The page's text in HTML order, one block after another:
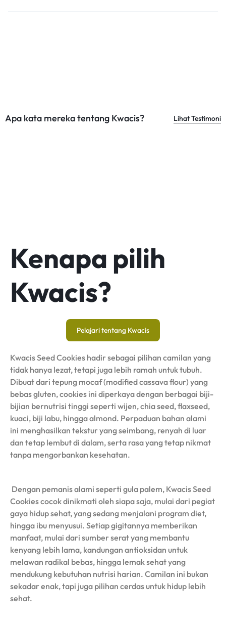
Apa kata mereka tentang Kwacis? Lihat Testimoni
Kenapa pilih
Kwacis?
Pelajari tentang Kwacis
Kwacis Seed Cookies hadir sebagai pilihan camilan yang
tidak hanya lezat, tetapi juga lebih ramah untuk tubuh.
Dibuat dari tepung mocaf (modified cassava flour) yang
bebas gluten, cookies ini diperkaya dengan berbagai biji-
bijian bernutrisi tinggi seperti wijen, chia seed, flaxseed,
kuaci, biji labu, hingga almond. Perpaduan bahan alami
ini menghasilkan tekstur yang seimbang, renyah di luar
dan tetap lembut di dalam, serta rasa yang tetap nikmat
tanpa mengorbankan kesehatan.
Dengan pemanis alami seperti gula palem, Kwacis Seed
Cookies cocok dinikmati oleh siapa saja, mulai dari pegiat
gaya hidup sehat, yang sedang menjalani program diet,
hingga ibu menyusui. Setiap gigitannya memberikan
manfaat, mulai dari sumber serat yang membantu
kenyang lebih lama, kandungan antioksidan untuk
melawan radikal bebas, hingga lemak sehat yang
mendukung kebutuhan nutrisi harian. Camilan ini bukan
sekadar enak, tapi juga pilihan cerdas untuk hidup lebih
sehat.